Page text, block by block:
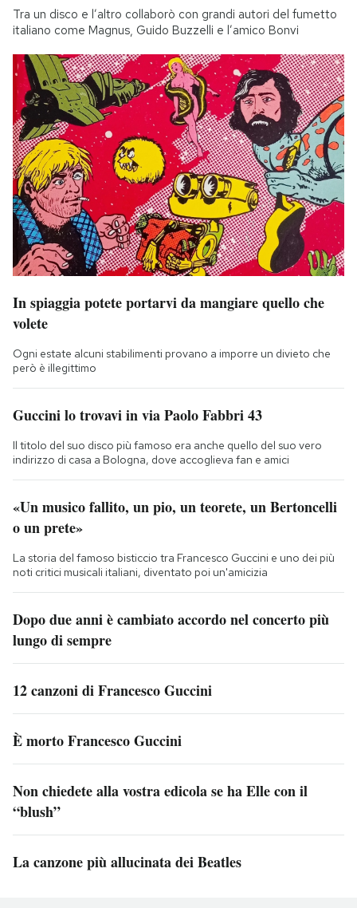
Tra un disco e l’altro collaborò con grandi autori del fumetto
italiano come Magnus, Guido Buzzelli e l’amico Bonvi
In spiaggia potete portarvi da mangiare quello che
volete
Ogni estate alcuni stabilimenti provano a imporre un divieto che
però è illegittimo
Guccini lo trovavi in via Paolo Fabbri 43
Il titolo del suo disco più famoso era anche quello del suo vero
indirizzo di casa a Bologna, dove accoglieva fan e amici
«Un musico fallito, un pio, un teorete, un Bertoncelli
o un prete»
La storia del famoso bisticcio tra Francesco Guccini e uno dei più
noti critici musicali italiani, diventato poi un'amicizia
Dopo due anni è cambiato accordo nel concerto più
lungo di sempre
12 canzoni di Francesco Guccini
È morto Francesco Guccini
Non chiedete alla vostra edicola se ha Elle con il
“blush”
La canzone più allucinata dei Beatles